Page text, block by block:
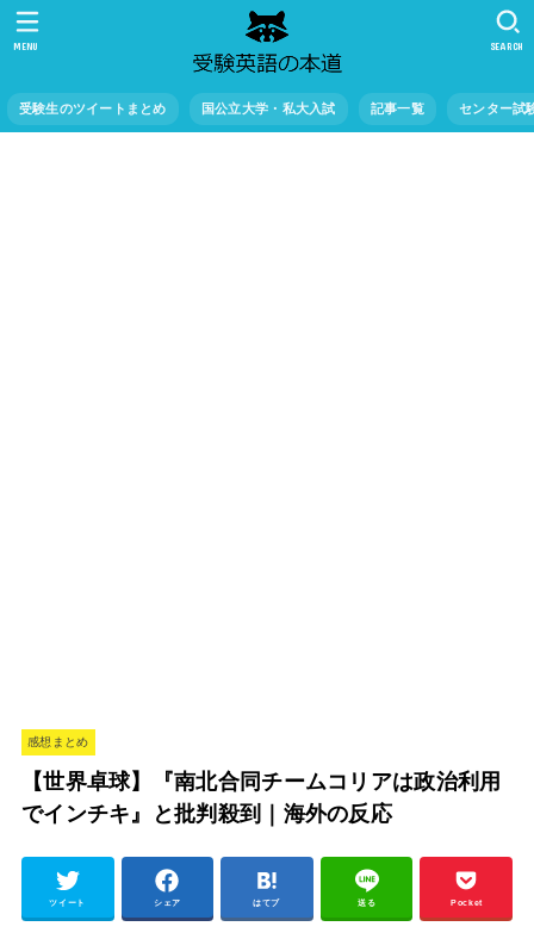
受験生のツイートまとめ 国公立大学・私大入試 記事一覧 センター試
SEARCH
MENU
感想まとめ
【世界卓球】『南北合同チームコリアは政治利用
でインチキ』と批判殺到｜海外の反応
ツイート シェア はてブ 送る Pocket